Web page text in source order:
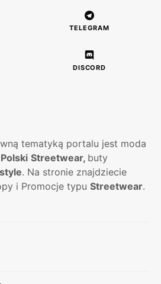
TELEGRAM
DISCORD
tematyką portalu jest moda
Polski Streetwear, buty
. Na stronie znajdziecie
i Promocje typu Streetwear.